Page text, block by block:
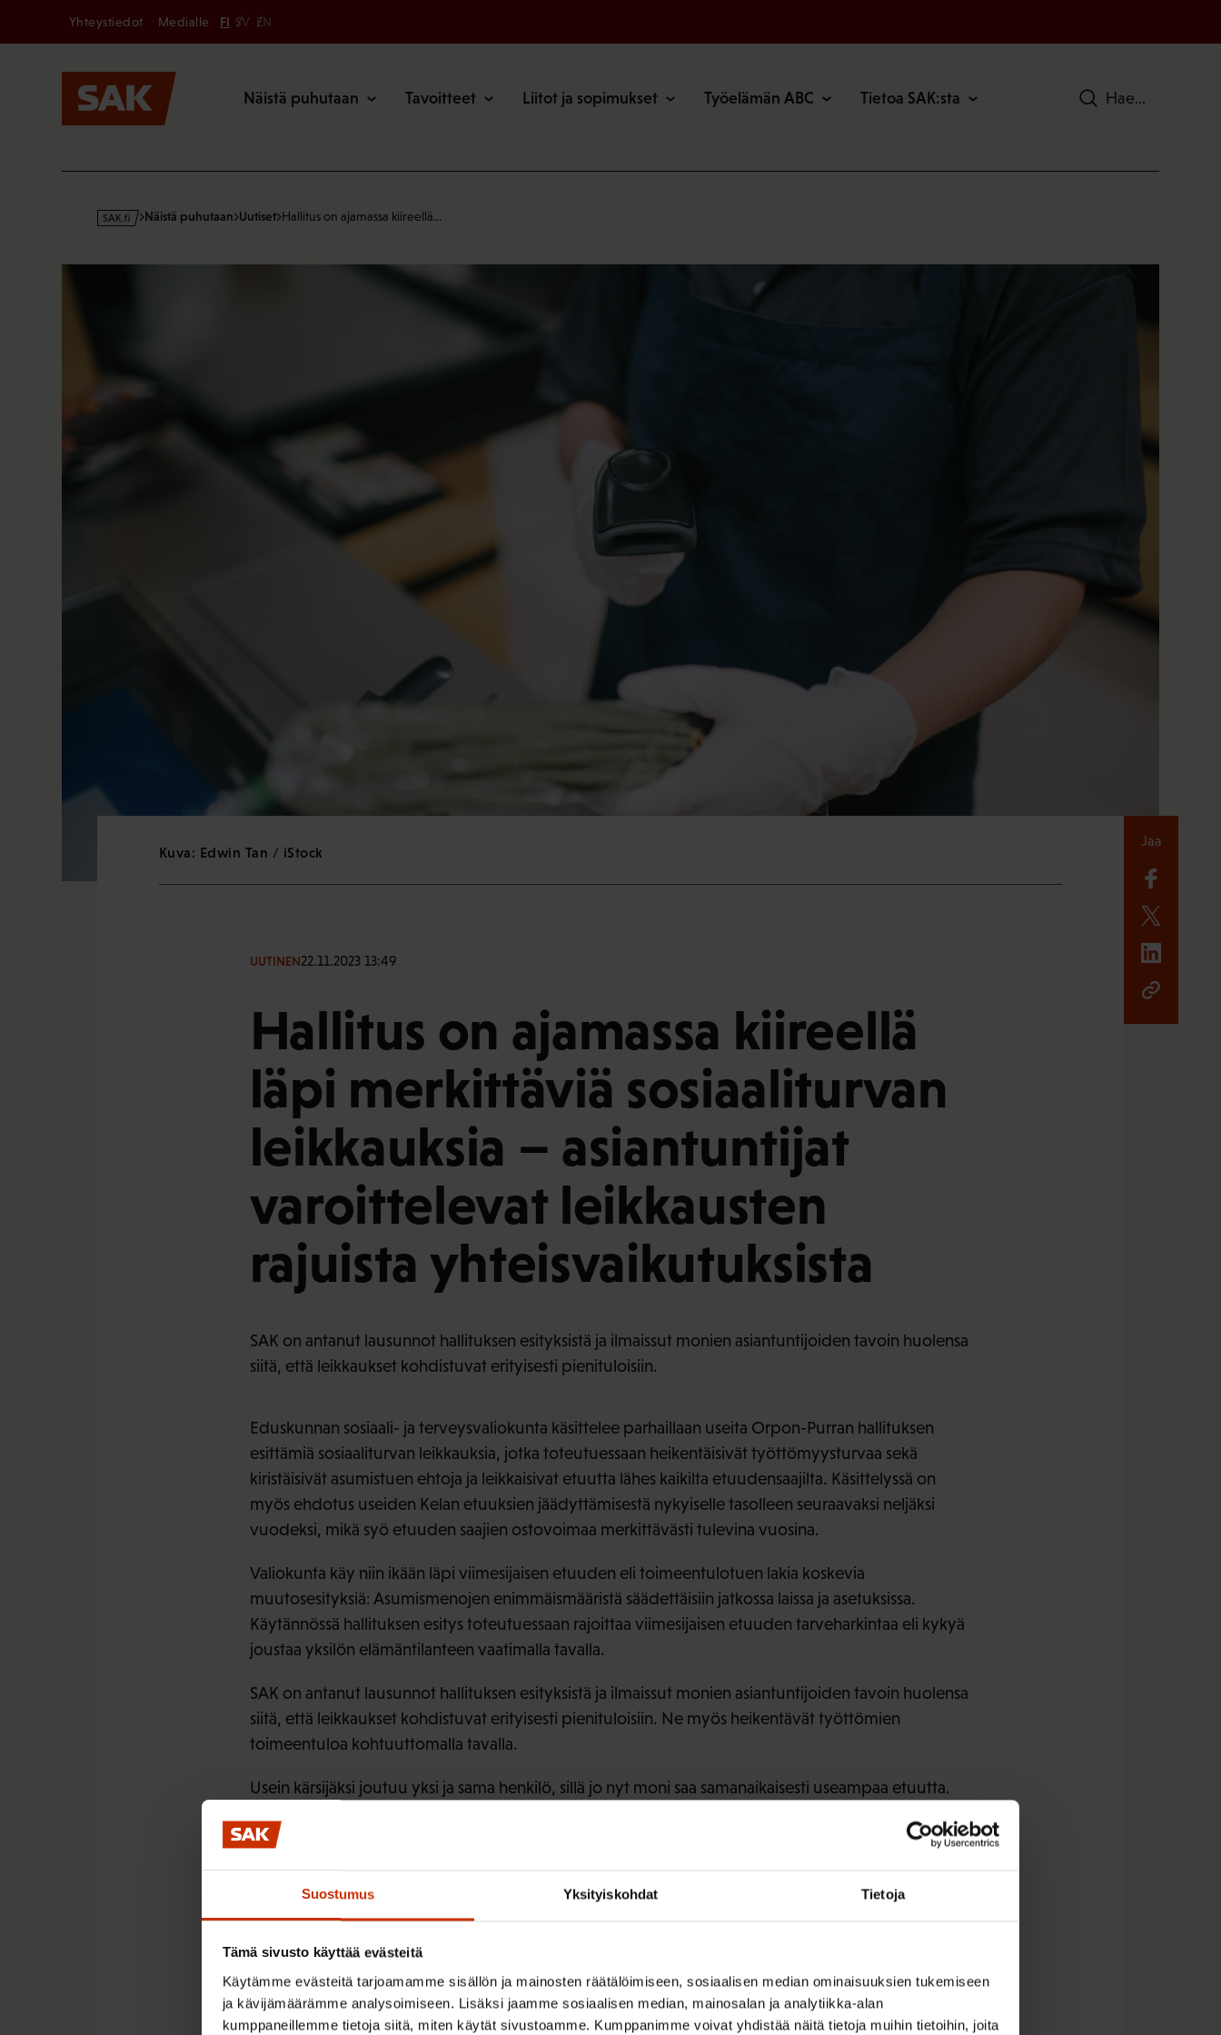
Suostumus Yksityiskohdat Tietoja
Tämä sivusto käyttää evästeitä
Käytämme evästeitä tarjoamamme sisällön ja mainosten räätälöimiseen, sosiaalisen median ominaisuuksien tukemiseen
ja kävijämäärämme analysoimiseen. Lisäksi jaamme sosiaalisen median, mainosalan ja analytiikka-alan
kumppaneillemme tietoja siitä, miten käytät sivustoamme. Kumppanimme voivat yhdistää näitä tietoja muihin tietoihin, joita
Secondary
Yhteystiedot Medialle FI SV EN
Näistä puhutaan Tavoitteet Liitot ja sopimukset Työelämän ABC Tietoa SAK:sta Hae
s
Näistä puhutaan Uutiset Hallitus on ajamassa kiireellä…
Kuva: Edwin Tan / iStock
UUTINEN22.11.2023 13:49
Hallitus on ajamassa kiireellä
läpi merkittäviä sosiaaliturvan
leikkauksia – asiantuntijat
varoittelevat leikkausten
rajuista yhteisvaikutuksista
SAK on antanut lausunnot hallituksen esityksistä ja ilmaissut monien asiantuntijoiden tavoin huolensa
siitä, että leikkaukset kohdistuvat erityisesti pienituloisiin.
Eduskunnan sosiaali- ja terveysvaliokunta käsittelee parhaillaan useita Orpon-Purran hallituksen
esittämiä sosiaaliturvan leikkauksia, jotka toteutuessaan heikentäisivät työttömyysturvaa sekä
kiristäisivät asumistuen ehtoja ja leikkaisivat etuutta lähes kaikilta etuudensaajilta. Käsittelyssä on
myös ehdotus useiden Kelan etuuksien jäädyttämisestä nykyiselle tasolleen seuraavaksi neljäksi
vuodeksi, mikä syö etuuden saajien ostovoimaa merkittävästi tulevina vuosina.
Valiokunta käy niin ikään läpi viimesijaisen etuuden eli toimeentulotuen lakia koskevia
muutosesityksiä: Asumismenojen enimmäismääristä säädettäisiin jatkossa laissa ja asetuksissa.
Käytännössä hallituksen esitys toteutuessaan rajoittaa viimesijaisen etuuden tarveharkintaa eli kykyä
joustaa yksilön elämäntilanteen vaatimalla tavalla.
SAK on antanut lausunnot hallituksen esityksistä ja ilmaissut monien asiantuntijoiden tavoin huolensa
siitä, että leikkaukset kohdistuvat erityisesti pienituloisiin. Ne myös heikentävät työttömien
toimeentuloa kohtuuttomalla tavalla.
Usein kärsijäksi joutuu yksi ja sama henkilö, sillä jo nyt moni saa samanaikaisesti useampaa etuutta.
tarvetta.
Leikkausten yhteisvaikutuksia ei ole
arvioitu riittävissä määrin
Hallitus on valmistellut sosiaaliturvaa koskevat leikkausesitykset useassa eri vaiheessa. Tämä näkyy
esitysten yhteisvaikutusten arviointien puutteellisuutena. Sosiaali- ja terveysministeriö (STM) teki
Jaa